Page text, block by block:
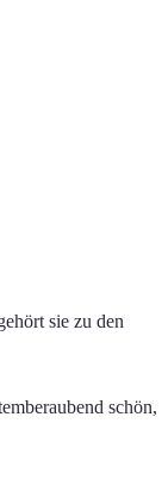
sie zu den
schön,